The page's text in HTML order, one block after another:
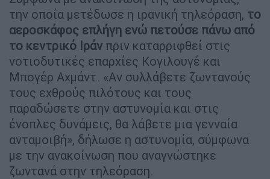
την οποία μετέδωσε η ιρανική τηλεόραση, το
αεροσκάφος επλήγη ενώ πετούσε πάνω από
το κεντρικό Ιράν πριν καταρριφθεί στις
νοτιοδυτικές επαρχίες Κογιλουγέ και
Μπογέρ Αχμάντ. «Αν συλλάβετε ζωντανούς
τους εχθρούς πιλότους και τους
παραδώσετε στην αστυνομία και στις
ένοπλες δυνάμεις, θα λάβετε μια γενναία
ανταμοιβή», δήλωσε η αστυνομία, σύμφωνα
με την ανακοίνωση που αναγνώστηκε
ζωντανά στην τηλεόραση.